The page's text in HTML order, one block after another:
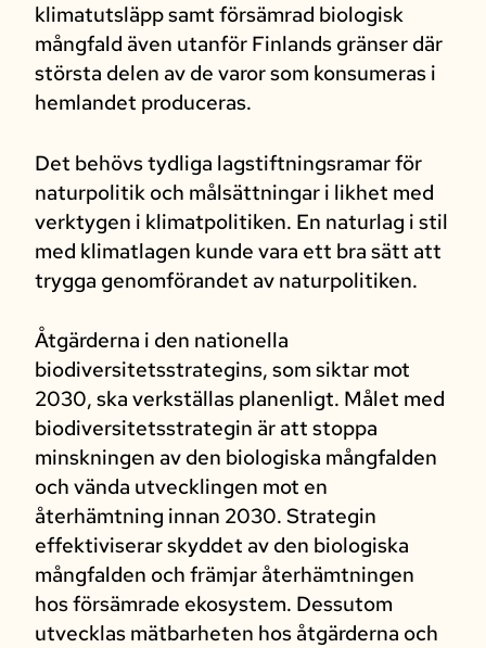
klimatutsläpp samt försämrad biologisk
mångfald även utanför Finlands gränser där
största delen av de varor som konsumeras i
hemlandet produceras.
Det behövs tydliga lagstiftningsramar för
naturpolitik och målsättningar i likhet med
verktygen i klimatpolitiken. En naturlag i stil
med klimatlagen kunde vara ett bra sätt att
trygga genomförandet av naturpolitiken.
Åtgärderna i den nationella
biodiversitetsstrategins, som siktar mot
2030, ska verkställas planenligt. Målet med
biodiversitetsstrategin är att stoppa
minskningen av den biologiska mångfalden
och vända utvecklingen mot en
återhämtning innan 2030. Strategin
effektiviserar skyddet av den biologiska
mångfalden och främjar återhämtningen
hos försämrade ekosystem. Dessutom
utvecklas mätbarheten hos åtgärderna och